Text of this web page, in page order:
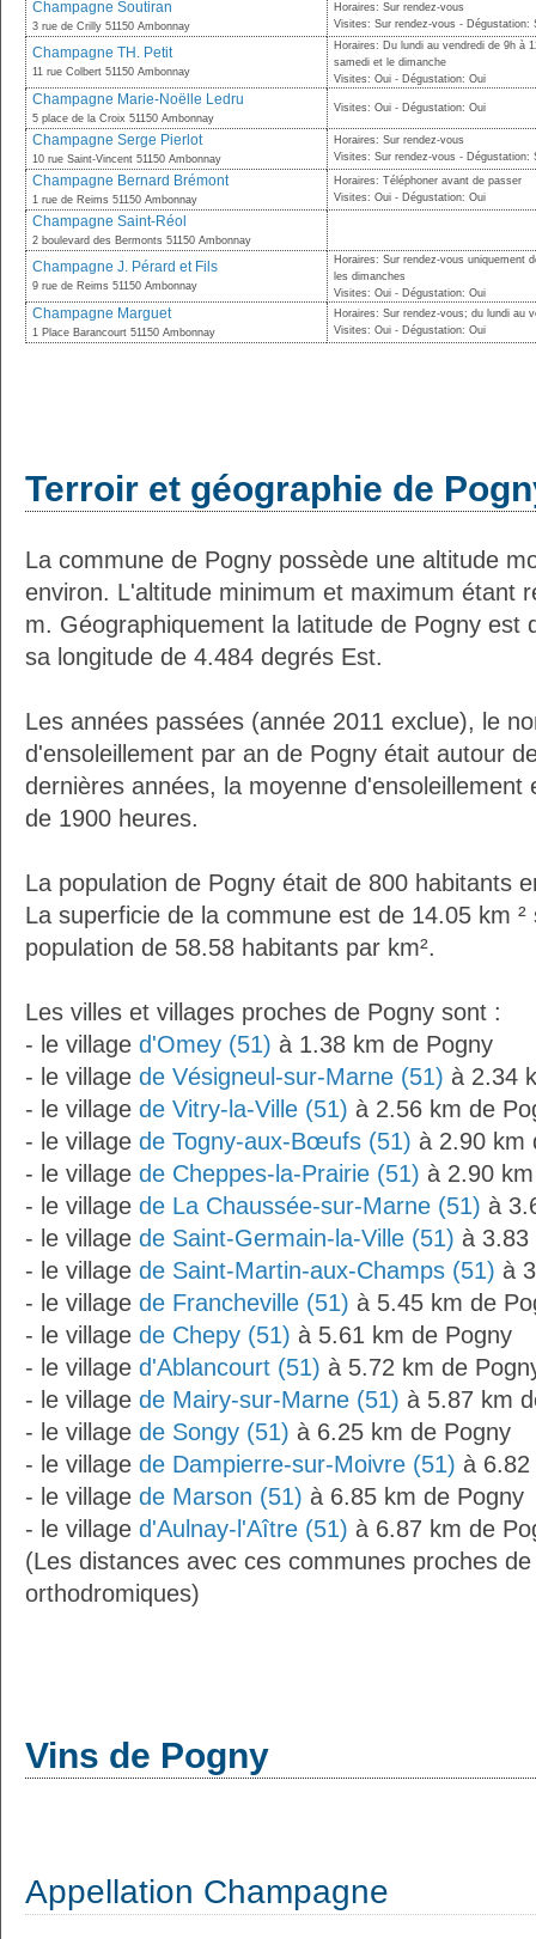
Champagne Soutiran
3 rue de Crilly 51150 Ambonnay
Horaires: Sur rendez-vous
Visites: Sur rendez-vous - Dégustation:
Champagne TH. Petit
11 rue Colbert 51150 Ambonnay
Horaires: Du lundi au vendredi de 9h à
samedi et le dimanche
Visites: Oui - Dégustation: Oui
Champagne Marie-Noëlle Ledru
5 place de la Croix 51150 Ambonnay
Visites: Oui - Dégustation: Oui
Champagne Serge Pierlot
10 rue Saint-Vincent 51150 Ambonnay
Horaires: Sur rendez-vous
Visites: Sur rendez-vous - Dégustation:
Champagne Bernard Brémont
1 rue de Reims 51150 Ambonnay
Horaires: Téléphoner avant de passer
Visites: Oui - Dégustation: Oui
Champagne Saint-Réol
2 boulevard des Bermonts 51150 Ambonnay
Champagne J. Pérard et Fils
9 rue de Reims 51150 Ambonnay
Horaires: Sur rendez-vous uniquement
les dimanches
Visites: Oui - Dégustation: Oui
Champagne Marguet
1 Place Barancourt 51150 Ambonnay
Horaires: Sur rendez-vous; du lundi au
Visites: Oui - Dégustation: Oui
Terroir et géographie de
La commune de Pogny possède une altitude
environ. L'altitude minimum et maximum étant
m. Géographiquement la latitude de Pogny est
sa longitude de 4.484 degrés Est.
Les années passées (année 2011 exclue), le
d'ensoleillement par an de Pogny était autour
dernières années, la moyenne d'ensoleillement
de 1900 heures.
La population de Pogny était de 800 habitants
La superficie de la commune est de 14.05 km
population de 58.58 habitants par km².
Les villes et villages proches de Pogny sont :
- le village d'Omey (51) à 1.38 km de Pogny
- le village de Vésigneul-sur-Marne (51) à 2.34
- le village de Vitry-la-Ville (51) à 2.56 km de
- le village de Togny-aux-Bœufs (51) à 2.90 km
- le village de Cheppes-la-Prairie (51) à 2.90
- le village de La Chaussée-sur-Marne (51) à
- le village de Saint-Germain-la-Ville (51) à 3.83
- le village de Saint-Martin-aux-Champs (51) à
- le village de Francheville (51) à 5.45 km de
- le village de Chepy (51) à 5.61 km de Pogny
- le village d'Ablancourt (51) à 5.72 km de
- le village de Mairy-sur-Marne (51) à 5.87 km
- le village de Songy (51) à 6.25 km de Pogny
- le village de Dampierre-sur-Moivre (51) à 6.82
- le village de Marson (51) à 6.85 km de Pogny
- le village d'Aulnay-l'Aître (51) à 6.87 km de
(Les distances avec ces communes proches
orthodromiques)
Vins de Pogny
Appellation Champagne